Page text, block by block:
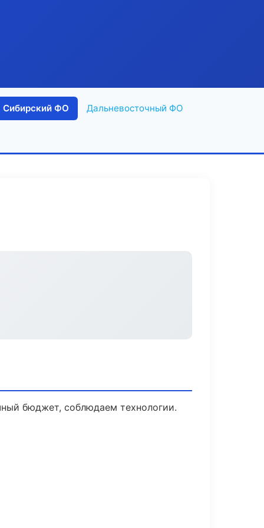
Сибирский ФО Дальневосточный ФО
бюджет, соблюдаем технологии.